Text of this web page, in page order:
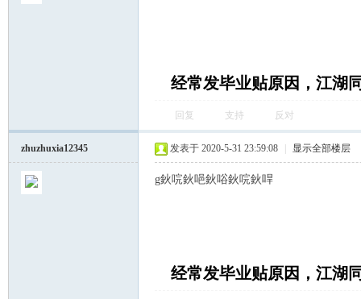
经常发毕业贴原因，江湖
回复 支持 反对
zhuzhuxia12345 发表于 2020-5-31 23:59:08 显示全部楼层
g鈥唍鈥唈鈥唂鈥唍鈥哻
经常发毕业贴原因，江湖